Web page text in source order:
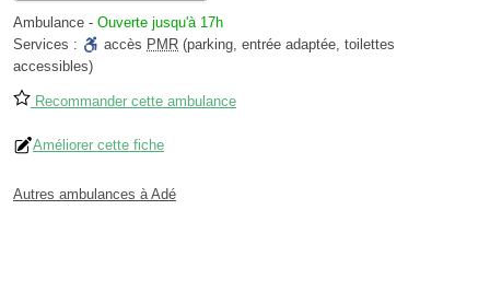
Ambulance - Ouverte jusqu'à 17h
Services :
accès PMR (parking, entrée adaptée, toilettes
accessibles)
Recommander cette ambulance
Améliorer cette fiche
Autres ambulances à Adé